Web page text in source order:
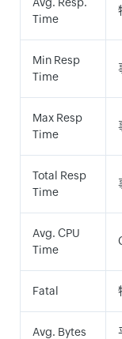
Time
Min Resp
Time
Max Resp
Time
Total Resp
Time
Avg. CPU
Time
Fatal
Avg. Bytes